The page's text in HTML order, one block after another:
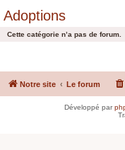
Adoptions
Cette catégorie n’a pas de forum.
Notre site Le forum
Développé par